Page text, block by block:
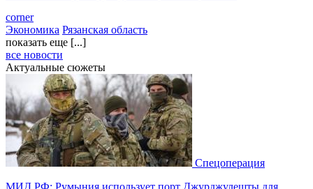
corner
Экономика Рязанская область
показать еще [...]
все новости
Актуальные сюжеты
Спецоперация
МИД РФ: Румыния использует порт Джурджулешты для